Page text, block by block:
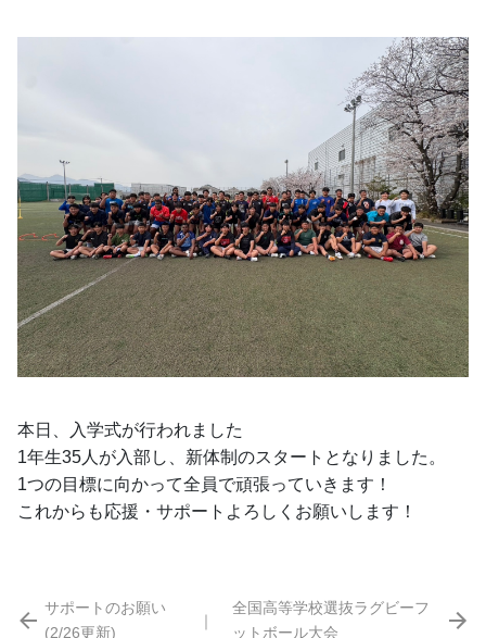
本日、入学式が行われました
1年生35人が入部し、新体制のスタートとなりました。
1つの目標に向かって全員で頑張っていきます！
これからも応援・サポートよろしくお願いします！
サポートのお願い
(2/26更新)
｜
全国高等学校選抜ラグビーフ
ットボール大会